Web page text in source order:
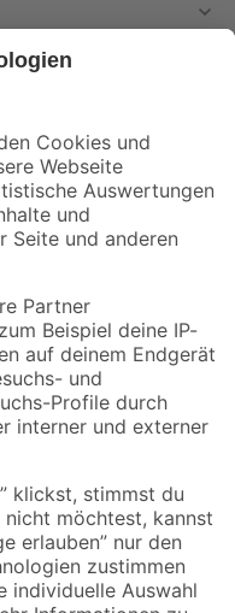
mehr verpassen!